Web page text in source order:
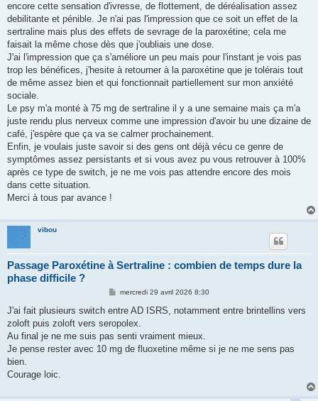
encore cette sensation d'ivresse, de flottement, de déréalisation assez
debilitante et pénible. Je n'ai pas l'impression que ce soit un effet de la
sertraline mais plus des effets de sevrage de la paroxétine; cela me
faisait la même chose dès que j'oubliais une dose.
J'ai l'impression que ça s'améliore un peu mais pour l'instant je vois pas
trop les bénéfices, j'hesite à retourner à la paroxétine que je tolérais tout
de même assez bien et qui fonctionnait partiellement sur mon anxiété
sociale.
Le psy m'a monté à 75 mg de sertraline il y a une semaine mais ça m'a
juste rendu plus nerveux comme une impression d'avoir bu une dizaine de
café, j'espère que ça va se calmer prochainement.
Enfin, je voulais juste savoir si des gens ont déjà vécu ce genre de
symptômes assez persistants et si vous avez pu vous retrouver à 100%
après ce type de switch, je ne me vois pas attendre encore des mois
dans cette situation.
Merci à tous par avance !
vibou
Passage Paroxétine à Sertraline : combien de temps dure la
phase difficile ?
M
s
a
g
mercredi 29 avril 2026 8:30
J'ai fait plusieurs switch entre AD ISRS, notamment entre brintellins vers
zoloft puis zoloft vers seropolex.
Au final je ne me suis pas senti vraiment mieux.
Je pense rester avec 10 mg de fluoxetine même si je ne me sens pas
bien.
Courage loic.